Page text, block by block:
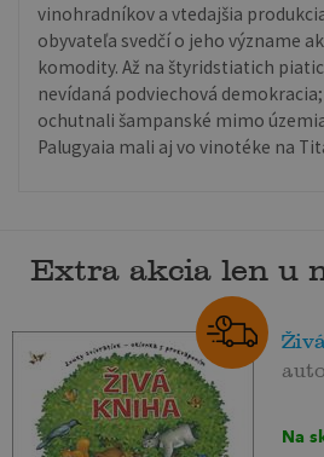
vinohradníkov a vtedajšia
obyvateľa svedčí o jeho význame
komodity. Až na štyridstiatich
nevídaná podviechová
ochutnali šampanské mimo
Palugyaia mali aj vo vinotéke na
Extra akcia len u
Na